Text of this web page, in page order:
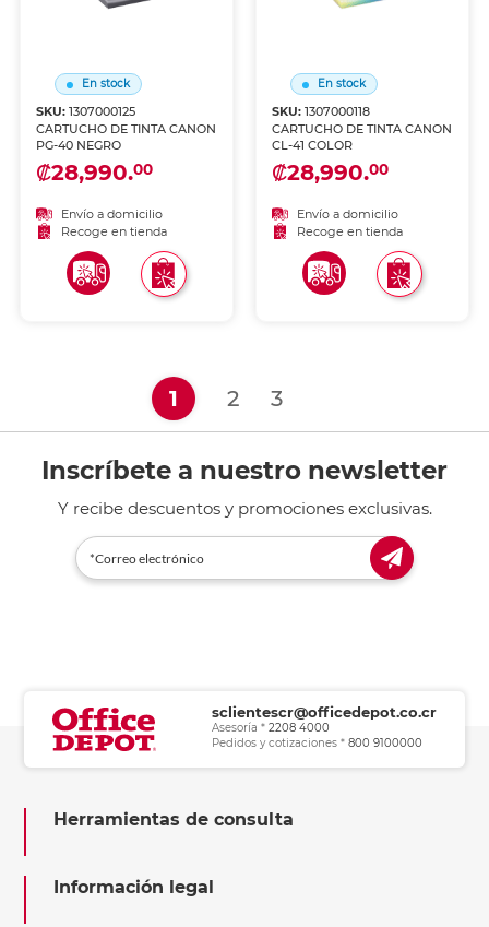
En stock
SKU:1307000125
CARTUCHO DE TINTA CANON
PG-40 NEGRO
₡28,990.00
Envío a domicilio
Recoge en tienda
En stock
SKU: 1307000118
CARTUCHO DE TINTA CANON
CL-41 COLOR
₡28,990.00
Envío a domicilio
Recoge en tienda
1 (current)
2 3
Inscríbete a nuestro newsletter
Y recibe descuentos y promociones exclusivas.
sclientescr@officedepot.co.cr
Asesoría *2208 4000
Pedidos y cotizaciones *800 9100000
Herramientas de consulta
Información legal